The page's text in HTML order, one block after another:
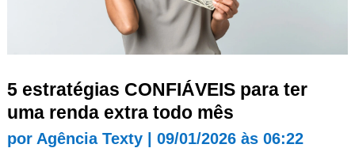
5 estratégias CONFIÁVEIS para ter
uma renda extra todo mês
por Agência Texty| 09/01/2026 às 06:22